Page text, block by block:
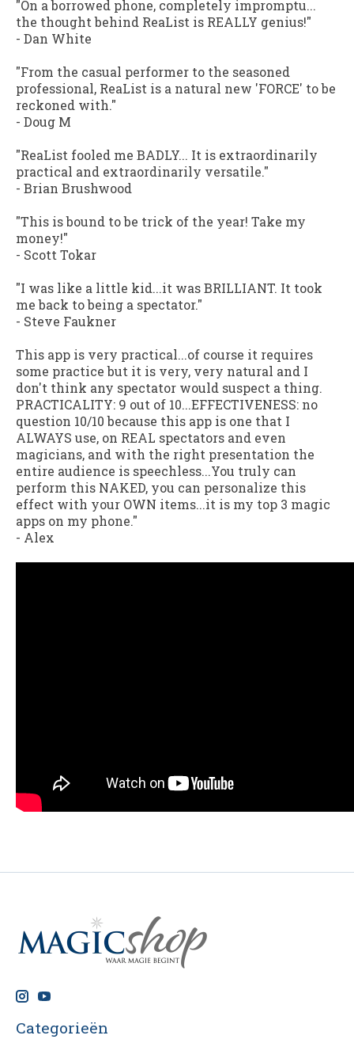
"On a borrowed phone, completely impromptu...
the thought behind ReaList is REALLY genius!"
- Dan White
"From the casual performer to the seasoned
professional, ReaList is a natural new 'FORCE' to be
reckoned with."
- Doug M
"ReaList fooled me BADLY... It is extraordinarily
practical and extraordinarily versatile."
- Brian Brushwood
"This is bound to be trick of the year! Take my
money!"
- Scott Tokar
"I was like a little kid...it was BRILLIANT. It took
me back to being a spectator."
- Steve Faukner
This app is very practical...of course it requires
some practice but it is very, very natural and I
don't think any spectator would suspect a thing.
PRACTICALITY: 9 out of 10...EFFECTIVENESS: no
question 10/10 because this app is one that I
ALWAYS use, on REAL spectators and even
magicians, and with the right presentation the
entire audience is speechless...You truly can
perform this NAKED, you can personalize this
effect with your OWN items...it is my top 3 magic
apps on my phone."
- Alex
Categorieën